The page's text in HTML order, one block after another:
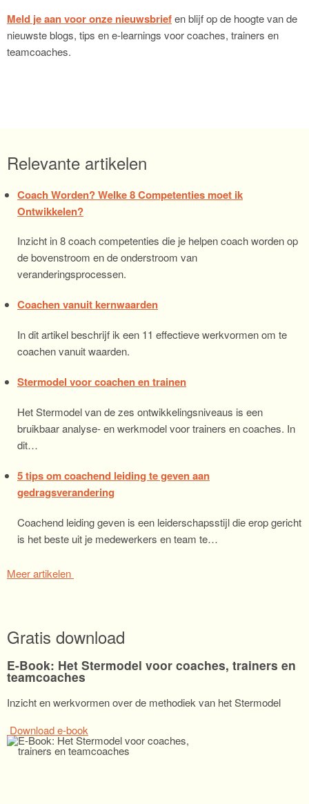
Meld je aan voor onze nieuwsbriefen blijf op de hoogte van de
nieuwste blogs, tips en e-learnings voor coaches, trainers en
teamcoaches.
Relevante artikelen
Coach Worden? Welke 8 Competenties moet ik
Ontwikkelen?
Inzicht in 8 coach competenties die je helpen coach worden op
de bovenstroom en de onderstroom van
veranderingsprocessen.
Coachen vanuit kernwaarden
In dit artikel beschrijf ik een 11 effectieve werkvormen om te
coachen vanuit waarden.
Stermodel voor coachen en trainen
Het Stermodel van de zes ontwikkelingsniveaus is een
bruikbaar analyse- en werkmodel voor trainers en coaches. In
dit…
5 tips om coachend leiding te geven aan
gedragsverandering
Coachend leiding geven is een leiderschapsstijl die erop gericht
is het beste uit je medewerkers en team te…
Meer artikelen
Gratis download
E-Book: Het Stermodel voor coaches, trainers en
teamcoaches
Inzicht en werkvormen over de methodiek van het Stermodel
Download e-book